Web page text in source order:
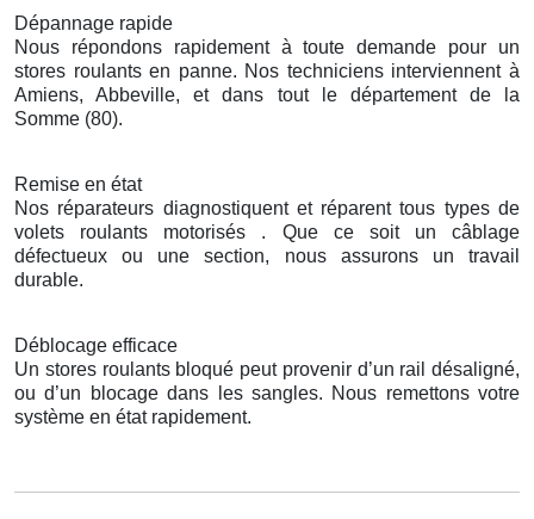
Dépannage rapide
Nous répondons rapidement à toute demande pour un
stores roulants en panne. Nos techniciens interviennent à
Amiens, Abbeville, et dans tout le département de la
Somme (80).
Remise en état
Nos réparateurs diagnostiquent et réparent tous types de
volets roulants motorisés . Que ce soit un câblage
défectueux ou une section, nous assurons un travail
durable.
Déblocage efficace
Un stores roulants bloqué peut provenir d’un rail désaligné,
ou d’un blocage dans les sangles. Nous remettons votre
système en état rapidement.